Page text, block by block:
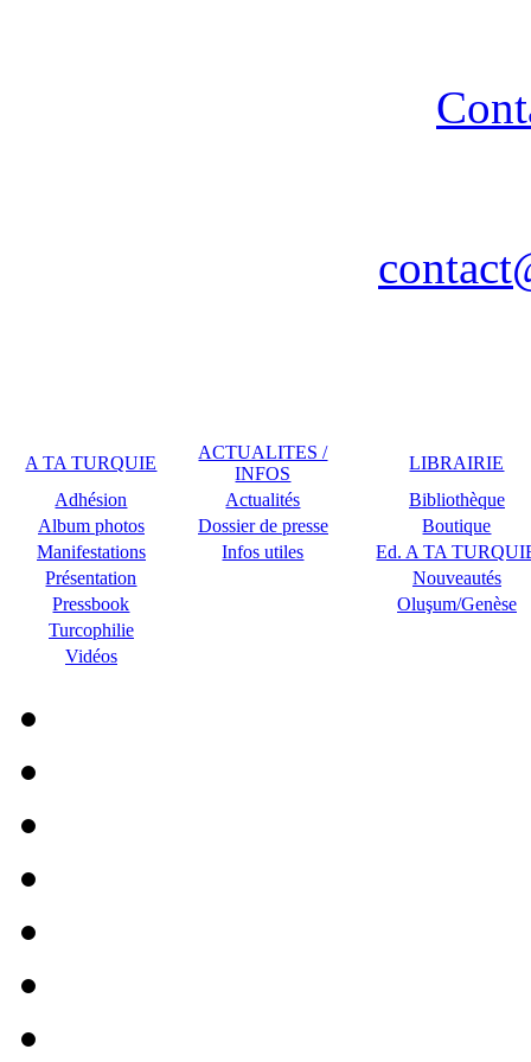
A TA TURQUIE
ACTUALITES /
INFOS
LIBRAIRIE
Adhésion
Actualités
Bibliothèque
Album photos
Dossier de presse
Boutique
Manifestations
Infos utiles
Ed. A TA
Présentation
Nouveautés
Pressbook
Oluşum/Genèse
Turcophilie
Vidéos